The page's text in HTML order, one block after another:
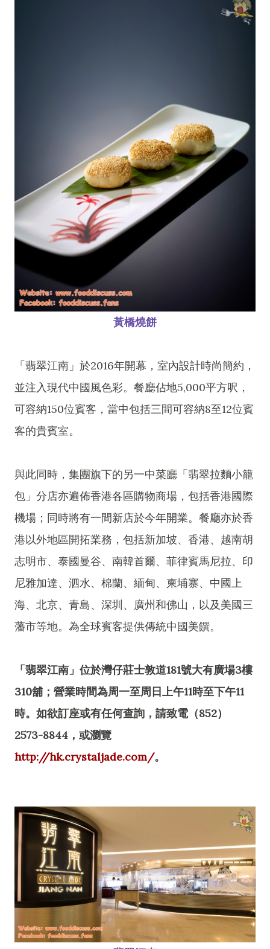
黃橋燒餅
「翡翠江南」於2016年開幕，室內設計時尚簡約，
並注入現代中國風色彩。餐廳佔地5,000平方呎，
可容納150位賓客，當中包括三間可容納8至12位賓
客的貴賓室。
與此同時，集團旗下的另一中菜廳「翡翠拉麵小籠
包」分店亦遍佈香港各區購物商場，包括香港國際
機場；同時將有一間新店於今年開業。餐廳亦於香
港以外地區開拓業務，包括新加坡、香港、越南胡
志明市、泰國曼谷、南韓首爾、菲律賓馬尼拉、印
尼雅加達、泗水、棉蘭、緬甸、柬埔寨、中國上
海、北京、青島、深圳、廣州和佛山，以及美國三
藩市等地。為全球賓客提供傳統中國美饌。
「翡翠江南」位於灣仔莊士敦道181號大有廣場3樓
310舖；營業時間為周一至周日上午11時至下午11
時。如欲訂座或有任何查詢，請致電（852）
2573-8844，或瀏覽
http://hk.crystaljade.com/。